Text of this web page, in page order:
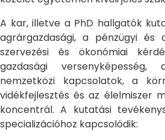
A kar, illetve a PhD hallgatók
agrárgazdasági, a pénzügyi
szervezési és ökonómiai
gazdasági
nemzetközi kapcsolatok, a
vidékfejlesztés és az élelmiszer
koncentrál. A kutatási
specializációhoz kapcsolódik: